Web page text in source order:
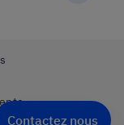
Contactez nous